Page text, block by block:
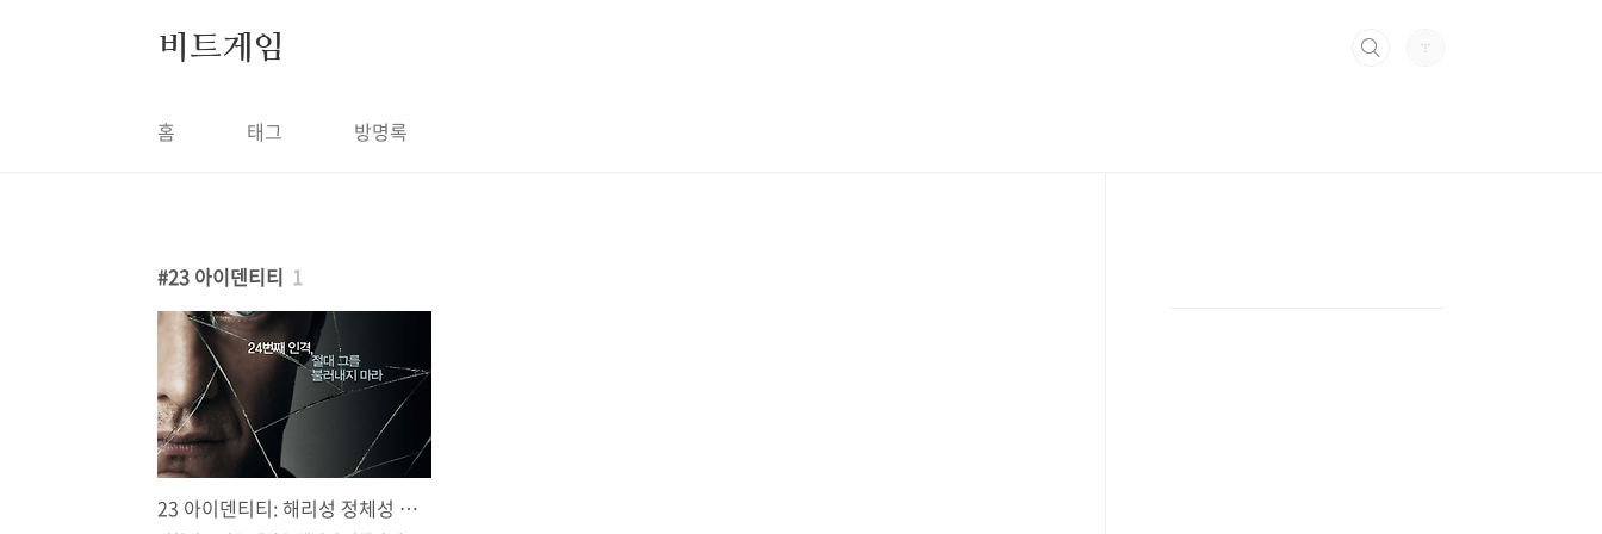
비트게임
홈 태그 방명록
23 아이덴티티 1
23 아이덴티티: 해리성 정체성 장애를 가진 사람의 이야기